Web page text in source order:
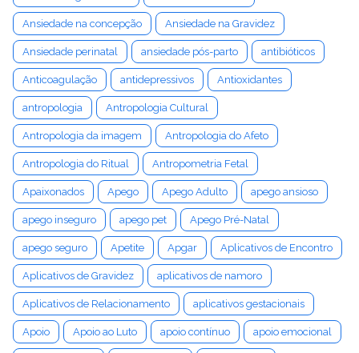
Ansiedade na concepção Ansiedade na Gravidez
Ansiedade perinatal ansiedade pós-parto antibióticos
Anticoagulação antidepressivos Antioxidantes
antropologia Antropologia Cultural
Antropologia da imagem Antropologia do Afeto
Antropologia do Ritual Antropometria Fetal
Apaixonados Apego Apego Adulto apego ansioso
apego inseguro apego pet Apego Pré-Natal
apego seguro Apetite Apgar Aplicativos de Encontro
Aplicativos de Gravidez aplicativos de namoro
Aplicativos de Relacionamento aplicativos gestacionais
Apoio Apoio ao Luto apoio contínuo apoio emocional